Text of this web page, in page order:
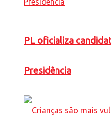
PL oficializa
Presidência